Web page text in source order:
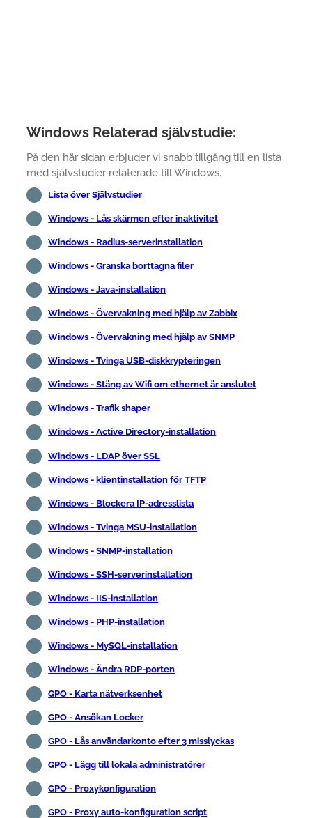
Windows Relaterad självstudie:
På den här sidan erbjuder vi snabb tillgång till en lista
med självstudier relaterade till Windows.
Lista över Självstudier
Windows - Lås skärmen efter inaktivitet
Windows - Radius-serverinstallation
Windows - Granska borttagna filer
Windows - Java-installation
Windows - Övervakning med hjälp av Zabbix
Windows - Övervakning med hjälp av SNMP
Windows - Tvinga USB-diskkrypteringen
Windows - Stäng av Wifi om ethernet är anslutet
Windows - Trafik shaper
Windows - Active Directory-installation
Windows - LDAP över SSL
Windows - klientinstallation för TFTP
Windows - Blockera IP-adresslista
Windows - Tvinga MSU-installation
Windows - SNMP-installation
Windows - SSH-serverinstallation
Windows - IIS-installation
Windows - PHP-installation
Windows - MySQL-installation
Windows - Ändra RDP-porten
GPO - Karta nätverksenhet
GPO - Ansökan Locker
GPO - Lås användarkonto efter 3 misslyckas
GPO - Lägg till lokala administratörer
GPO - Proxykonfiguration
GPO - Proxy auto-konfiguration script